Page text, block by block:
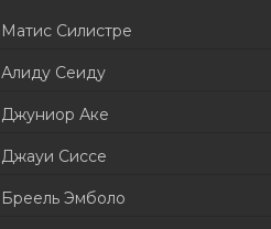
Матис Силистре
Алиду Сеиду
Джуниор Аке
Джауи Сиссе
Бреель Эмболо